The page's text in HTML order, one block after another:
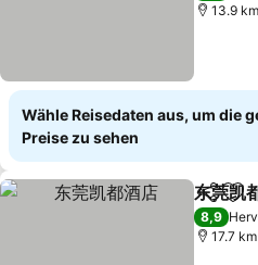
13.9
Wähle Reisedaten aus, um die
Preise zu sehen
TeilenZu
东莞凯
8,9
17.7